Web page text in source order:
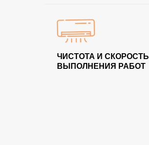
ЧИСТОТА И СКОРОСТЬ
ВЫПОЛНЕНИЯ РАБОТ